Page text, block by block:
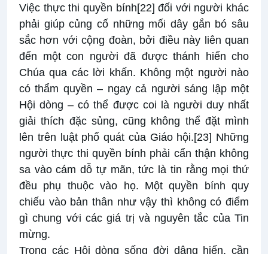
Việc thực thi quyền bính[22] đối với người khác
phải giúp củng cố những mối dây gắn bó sâu
sắc hơn với cộng đoàn, bởi điều này liên quan
đến một con người đã được thánh hiến cho
Chúa qua các lời khấn. Không một người nào
có thẩm quyền – ngay cả người sáng lập một
Hội dòng – có thể được coi là người duy nhất
giải thích đặc sủng, cũng không thể đặt mình
lên trên luật phổ quát của Giáo hội.[23] Những
người thực thi quyền bính phải cẩn thận không
sa vào cám dỗ tự mãn, tức là tin rằng mọi thứ
đều phụ thuộc vào họ. Một quyền bính quy
chiếu vào bản thân như vậy thì không có điểm
gì chung với các giá trị và nguyên tắc của Tin
mừng.
Trong các Hội dòng sống đời dâng hiến, cần